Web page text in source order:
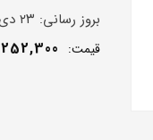
بروز رسانی: ۲۳ دی ۱۴۰۰
قيمت: 252,300